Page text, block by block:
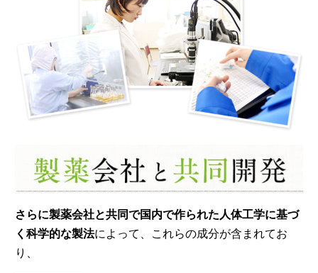
さらに製薬会社と共同で国内で作られた人体工学に基づ
く科学的な製法によって、これらの成分が含まれてお
り、